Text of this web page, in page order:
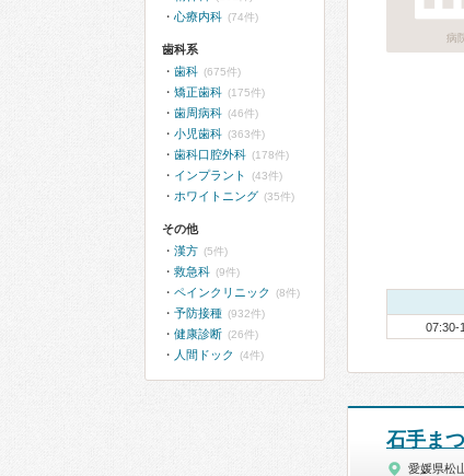
病
07:30-
石手ま
愛媛県松
心療内科 (74件)
歯科系
歯科 (675件)
矯正歯科 (175件)
歯周病科 (46件)
小児歯科 (363件)
歯科口腔外科 (178件)
インプラント (43件)
ホワイトニング (35件)
その他
漢方 (5件)
救急科 (9件)
ペインクリニック (8件)
予防接種 (932件)
健康診断 (26件)
人間ドック (4件)